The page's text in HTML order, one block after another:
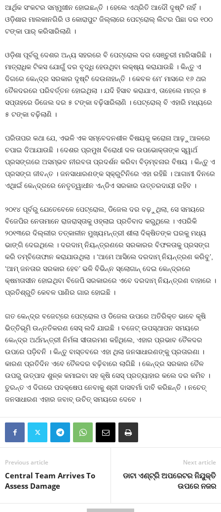
ଆର୍ଥିକ ସଂକଟର ସମ୍ମୁଖୀନ ହୋଇଛନ୍ତି । ହେଲେ ଏଥ୍ରିତି ଆଦୌ ଦୃଷ୍ଟି ନାହିଁ ।
ଓଡ଼ିଶାର ମାଲକାନଗିରି ଓ କୋରାପୁଟ ଜିଲ୍ଲାରେ ପେଟ୍ରୋଲ୍ ଲିଟର ପିଛା ଦର ୧ଠଠ
ଟଙ୍କା ପାର୍ କରିସାରିଲାଣି ।
ଓଡ଼ିଶା ପୂର୍ବରୁ ଦେଶର ଅନ୍ୟ ସହରରେ ବି ପେଟ୍ରୋଲ ଦର ସେଞ୍ଚୁରୀ ମାରିସାରିଛି ।
ମାତ୍ରାଧିକ ଟିକସ ଯୋଗୁଁ ଦର ବୃଦ୍ଧି ହେଉଥିବା ଲକ୍ଷ୍ୟ କରାଯାଉଛି । କିନ୍ତୁ ଏ
ଦିଗରେ କେନ୍ଦ୍ର ସରକାର ଦୃଷ୍ଟି ଦେଉନାହାନ୍ତି । କେବଳ ମେ’ ମାସରେ ୧୬ ଥର
ତୈଳଦରରେ ପରିବର୍ତ୍ତନ ହୋଇଥିଲା । ଯଦି ହିସାବ କରାଯାଏ, ତାହେଲେ ମାତ୍ର ୫
ସପ୍ତାହରେ ଡିଜେଲ ଦର ୫ ଟଙ୍କା ବଢ଼ିସାରିଲାଣି । ପେଟ୍ରୋଲ୍ ବି ଏହାରି ମଧ୍ୟରେ
୫ ଟଙ୍କା ବଢ଼ିଲାଣି ।
ପରିତାପର କଥା ଯେ, ଏଭଳି ଏକ ସମ୍ବେଦନଶୀଳ ବିଷୟକୁ କରୋନା ଆଢ଼ୁଆଳରେ
ଚପାଇ ଦିଆଯାଉଛି । ଦେଶର ପ୍ରମୁଖ ବିରୋଧୀ ଦଳ ଉପଭୋକ୍ତାଙ୍କ ସ୍ୱାର୍ଥ
ପ୍ରସଙ୍ଗରେ ଅସମ୍ଭବ ନୀରବତା ପ୍ରଦର୍ଶନ କରିବା ବିଡ଼ମ୍ବନାର ବିଷୟ । କିନ୍ତୁ ଏ
ପ୍ରସଙ୍ଗ ଜୀବନ୍ତ । ଜନସାଧାରଣଙ୍କ ସ୍କ୍ରୁଟିନିରେ ଏହା ରହିଛି । ଆଗାମୀ ଦିନରେ
ଏଥିାଇଁ କେନ୍ଦ୍ରରେ ନେତୃତ୍ୱାଧୀନ ଏନ୍‌ଡିଏ ସରକାର ଉତ୍ତରଦାୟୀ ରହିବ ।
୨ଠ୧୪ ପୂର୍ବରୁ ଯେତେବେଳେ ପେଟ୍ରୋଲ, ଡିଜେଲ ଦର ବଢ଼ୁଥିଲା, ସେ ସମୟରେ
ବିଜେପିର ନେତାମାନେ ରାଜରାସ୍ତାକୁ ଓହ୍ଲାଇ ପ୍ରତିବାଦ କରୁଥିଲେ । ଏପରିକି
୨ଠ୧୩ରେ ଦିଲ୍ଲୀର ତତ୍କାଳୀନ ମୁଖ୍ୟମନ୍ତ୍ରୀ ଶୀଲା ଦିକ୍ଷିତଙ୍କ ଘରକୁ ମଧ୍ୟ
ଭାଙ୍ଗି ଦେଇଥିଲେ । ଦରଦାମ୍ ନିୟନ୍ତ୍ରଣରେ ସରକାରର ବିଫଳତାକୁ ପ୍ରସଙ୍ଗ
କରି ତମ୍ବିତୋଫାନ କରାଯାଉଥିଲା । ‘ଆମେ ଆସିଲେ ଦରଦାମ୍ ନିୟନ୍ତ୍ରଣ କରିବୁ’,
‘ଆମ୍ ଜନତାର ସରକାର ହେବ’ ଭଳି ବିଭିନ୍ନ ସ୍ଲୋଗାନ୍ ଦେଇ କେନ୍ଦ୍ରରେ
କ୍ଷମତାସୀନ ହୋଇଥିବା ବିଜେପି ସରକାରରେ ଏବେ ଦରଦାମ୍ ନିୟନ୍ତ୍ରଣ ବାହାରେ ।
ପ୍ରତିଶ୍ରୁତି କେବଳ ପାଣିର ଗାର ହୋଇଛି ।
ଗତ କେନ୍ଦ୍ର ବଜେଟ୍‌ରେ ପେଟ୍ରୋଲ ଓ ଡିଜେଲ ଉପରେ ଅତିରିକ୍ତ ଭାବେ କୃଷି
ଭିତ୍ତିଭୂମି ଉନ୍ନତିକରଣ ସେସ୍ ଲଦି ଯାଇଛି । ବଜେଟ୍ ଉପସ୍ଥାପନ ସମୟରେ
କେନ୍ଦ୍ର ଅର୍ଥମନ୍ତ୍ରୀ ନିର୍ମଳା ସୀତାରମଣ କହିଥିଲେ, ଏହାର ପ୍ରଭାବ ତୈଳଦର
ଉପରେ ପଡ଼ିବନି । କିନ୍ତୁ ବାସ୍ତବରେ ଏହା ଥିଲା ଜନସାଧାରଣଙ୍କୁ ପ୍ରତାରଣା ।
କାରଣ ପ୍ରତିଦିନ ଏବେ ତୈଳଦର ବଢ଼ିବାରେ ଲାଗିଛି । କେନ୍ଦ୍ର ସରକାର ତୈଳ
ଉପରୁ ଉତ୍ପାଦ ଶୁଳ୍କ କମାଇବା ସହ କୃଷି ସେସ୍ ପ୍ରତ୍ୟାହାର କଲେ ଦର କମିବ ।
ତୁରନ୍ତ ଏ ଦିଗରେ ପଦକ୍ଷେପ ନେବାକୁ ଶ୍ରୀ ଦାସବର୍ମା ଦାବି କରିଛନ୍ତି । ନଚେତ୍
ଜନସାଧାରଣ ଏହାର ଜବାବ୍ ଉଚିତ୍ ସମୟରେ ଦେବେ ।
Previous article
Central Team Arrives To
Assess Damage
Next article
ଡାଟା ଏଣ୍ଟ୍ରି ଅପରେଟର ନିଯୁକ୍ତି
ଉପରେ ନଜର